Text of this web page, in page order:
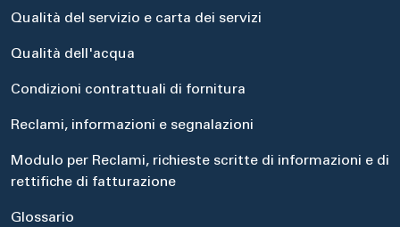
Qualità del servizio e carta dei servizi
Qualità dell'acqua
Condizioni contrattuali di fornitura
Reclami, informazioni e segnalazioni
Modulo per Reclami, richieste scritte di informazioni e di
rettifiche di fatturazione
Glossario